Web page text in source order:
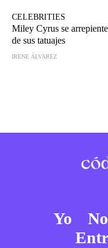
CELEBRITIES
Miley Cyrus se
de sus tatuajes
IRENE ÁLVAREZ
Yo